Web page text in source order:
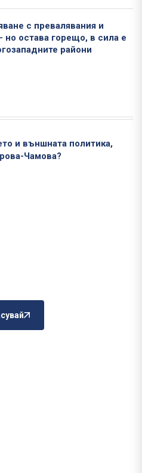
с превалявания и
но остава горещо, в сила е
райони
и външната политика,
Чамова?